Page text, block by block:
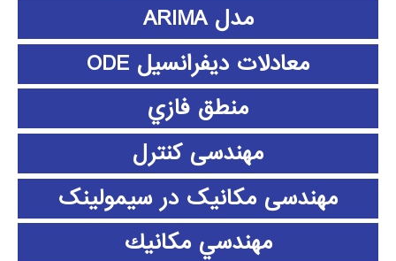
مدل ARIMA
معادلات دیفرانسیل ODE
منطق فازي
مهندسی کنترل
مهندسی مکانیک در سیمولینک
مهندسي مكانيك